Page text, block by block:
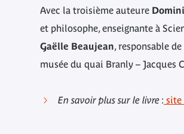
Avec la troisième auteure
et philosophe, enseignante à
Gaëlle Beaujean, responsable
musée du quai Branly – Jacques
En savoir plus sur le livre : site